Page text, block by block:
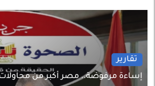
تقارير
إساءة مرفوضة.. مصر أكبر من